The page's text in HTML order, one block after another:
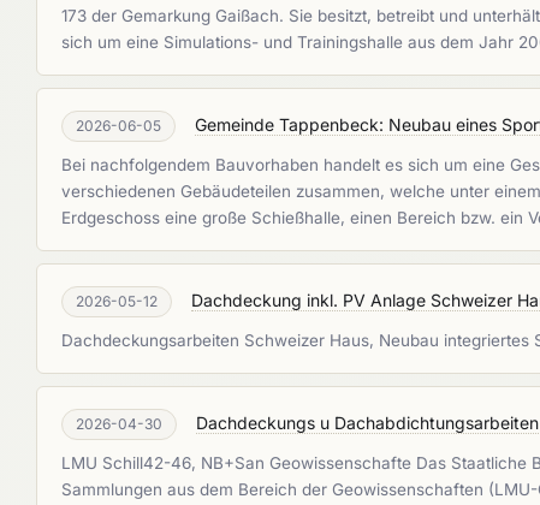
173 der Gemarkung Gaißach. Sie besitzt, betreibt und
sich um eine Simulations- und Trainingshalle aus dem Jahr
2026-06-05 Gemeinde Tappenbeck: Neubau eines
Bei nachfolgendem Bauvorhaben handelt es sich um eine
verschiedenen Gebäudeteilen zusammen, welche unter
Erdgeschoss eine große Schießhalle, einen Bereich bzw. ein
2026-05-12 Dachdeckung inkl. PV Anlage Schweizer
Dachdeckungsarbeiten Schweizer Haus, Neubau integriertes
2026-04-30 Dachdeckungs u Dachabdichtungsarbeiten
LMU Schill42-46, NB+San Geowissenschafte Das
Sammlungen aus dem Bereich der Geowissenschaften